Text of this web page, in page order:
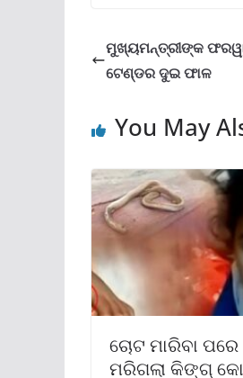
ମୁଖ୍ୟମନ୍ତ୍ରୀଙ୍କ
ଟେଣ୍ଡର ଦୁଇ ଫାଳ
You May
ଚୋଟ ମାରିବା
ମରିଗଲା କିଙ୍ଗ୍‌